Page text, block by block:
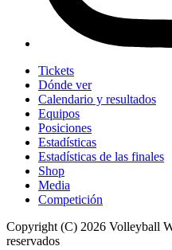
Tickets
Dónde ver
Calendario y resultados
Equipos
Posiciones
Estadísticas
Estadísticas de las finales
Shop
Media
Competición
Copyright (C) 2026 Volleyball
reservados